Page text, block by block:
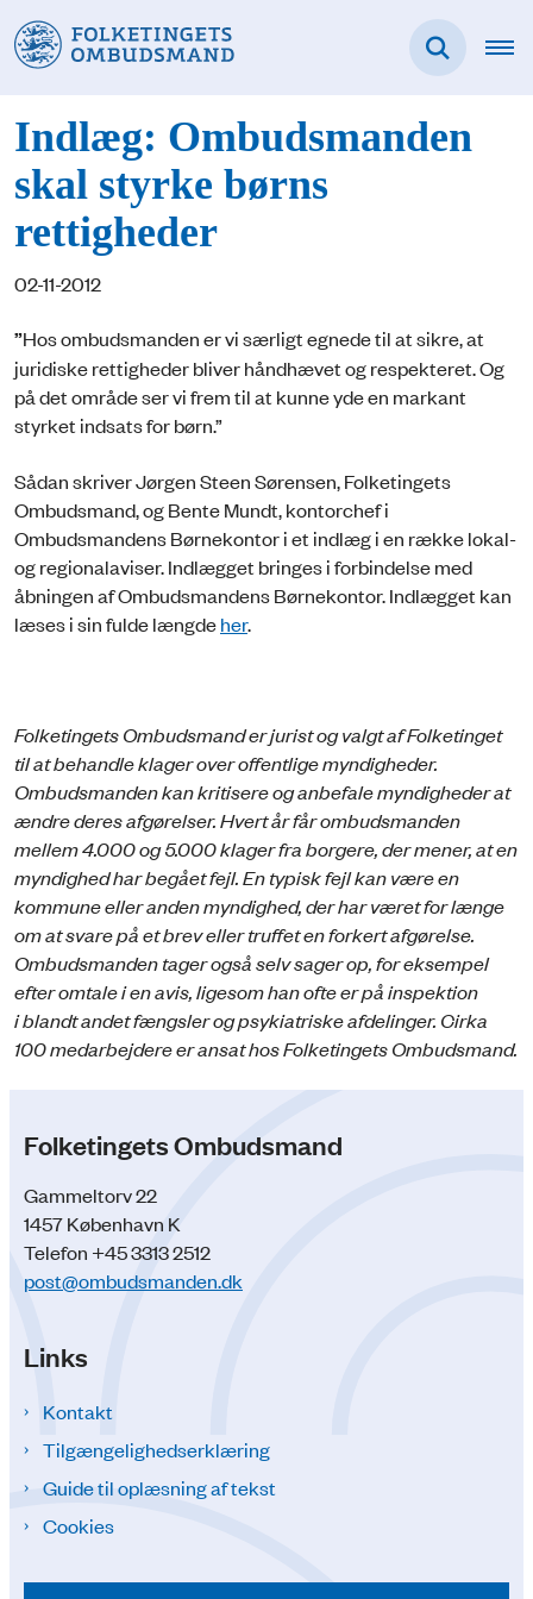
Indlæg: Ombudsmanden
skal styrke børns
rettigheder
02-11-2012
”Hos ombudsmanden er vi særligt egnede til at sikre, at
juridiske rettigheder bliver håndhævet og respekteret. Og
på det område ser vi frem til at kunne yde en markant
styrket indsats for børn.”
Sådan skriver Jørgen Steen Sørensen, Folketingets
Ombudsmand, og Bente Mundt, kontorchef i
Ombudsmandens Børnekontor i et indlæg i en række lokal-
og regionalaviser. Indlægget bringes i forbindelse med
åbningen af Ombudsmandens Børnekontor. Indlægget kan
læses i sin fulde længdeher.
Folketingets Ombudsmand er jurist og valgt af Folketinget
til at behandle klager over offentlige myndigheder.
Ombudsmanden kan kritisere og anbefale myndigheder at
ændre deres afgørelser. Hvert år får ombudsmanden
mellem 4.000 og 5.000 klager fra borgere, der mener, at en
myndighed har begået fejl. En typisk fejl kan være en
kommune eller anden myndighed, der har været for længe
om at svare på et brev eller truffet en forkert afgørelse.
Ombudsmanden tager også selv sager op, for eksempel
efter omtale i en avis, ligesom han ofte er på inspektion
i blandt andet fængsler og psykiatriske afdelinger. Cirka
100 medarbejdere er ansat hos Folketingets Ombudsmand.
Folketingets Ombudsmand
Gammeltorv 22
1457 København K
Telefon +45 3313 2512
post@ombudsmanden.dk
Links
Kontakt
Tilgængelighedserklæring
Guide til oplæsning af tekst
Cookies